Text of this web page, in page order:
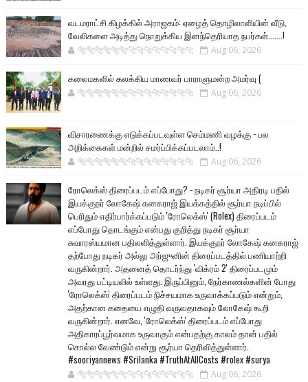
வடமராட்சி கிழக்கில் அராஜகம்: ஏழைத் தொழிலாளியின் வீடு,
வேலிகளை அடித்து நொறுக்கிய இனந்தெரியாத நபர்கள்.......!
🐅🐅🐅🐅🐅🐅🐆🐆🐆🐆🐆🐆🐆🐆 Aug 06, 2026
கலைமகளில் கலக்கிய மாணவர் பாராளுமன்ற அமர்வு (
🐅🐅🐅🐅🐅🐅🐆🐆🐆🐆🐆🐆🐆🐆 Aug 06, 2026
விசாரணைக்கு எடுக்கப்படவுள்ள செம்மணி வழக்கு - பல
அறிக்கைகள் மன்றில் சமர்ப்பிக்கப்படலாம்..!
🐅🐅🐅🐅🐅🐅🐆🐆🐆🐆🐆🐆🐆🐆 Aug 06, 2026
ரோலெக்ஸ் திரைப்படம் எப்போது? - நடிகர் சூர்யா அதிரடி பதில்
இயக்குநர் லோகேஷ் கனகராஜ் இயக்கத்தில் சூர்யா நடிப்பில்
பெரிதும் எதிர்பார்க்கப்படும் 'ரோலெக்ஸ்' (Rolex) திரைப்படம்
எப்போது தொடங்கும் என்பது குறித்து நடிகர் சூர்யா
சுவாரஸ்யமான பதிலளித்துள்ளார். இயக்குநர் லோகேஷ் கனகராஜ்
தற்போது நடிகர் அல்லு அர்ஜுனின் திரைப்படத்தில் பணியாற்றி
வருகின்றார். அதனைத் தொடர்ந்து 'விக்ரம் 2' திரைப்படமும்
அவரது பட்டியலில் உள்ளது. இருப்பினும், நேர்காணல்களின் போது
'ரோலெக்ஸ்' திரைப்படம் நிச்சயமாக உருவாக்கப்படும் என்றும்,
அதற்கான கதையை எழுதி வருவதாகவும் லோகேஷ் கூறி
வருகின்றார். எனவே, 'ரோலெக்ஸ்' திரைப்படம் எப்போது
அதிகாரப்பூர்வமாக உருவாகும் என்பதற்கு காலம் தான் பதில்
சொல்ல வேண்டும் என்று சூர்யா தெரிவித்துள்ளார்.
#sooriyannews #Srilanka #TruthAtAllCosts #rolex #surya
🐅🐅🐅🐅🐅🐅🐆🐆🐆🐆🐆🐆🐆🐆 Aug 06, 2026